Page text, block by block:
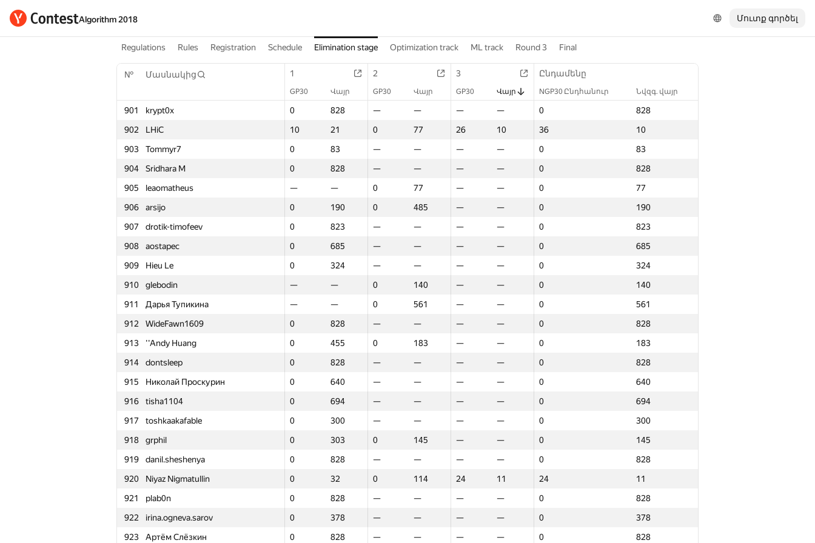
Algorithm 2018 Մուտք գործել
Regulations Rules Registration Schedule Elimination stage Optimization track ML track Round 3 Final
№ Մասնակից 1 2 3 Ընդամենը
GP30 Վայր GP30 Վայր GP30 Վայր NGP30 Ընդհանուր Նվզգ. վայր
901 krypt0x 0 828 — — — — 0
828
902
LHiC 10 21 0 77 26 10 36
10
903
Tommyr7 0 83 — — — — 0
83
904
Sridhara M 0 828 — — — — 0
828
905
leaomatheus — — 0 77 — — 0
77
906
arsijo 0 190 0 485 — — 0
190
907
drotik-timofeev 0 823 — — — — 0
823
908
aostapec 0 685 — — — — 0
685
909
Hieu Le 0 324 — — — — 0
324
910
glebodin — — 0 140 — — 0
140
911
Дарья Тупикина — — 0 561 — — 0
561
912
WideFawn1609 0 828 — — — — 0
828
913
''Andy Huang 0 455 0 183 — — 0
183
914
dontsleep 0 828 — — — — 0
828
915
Николай Проскурин 0 640 — — — — 0
640
916
tisha1104 0 694 — — — — 0
694
917
toshkaakafable 0 300 — — — — 0
300
918
grphil 0 303 0 145 — — 0
145
919
danil.sheshenya 0 828 — — — — 0
828
920
Niyaz Nigmatullin 0 32 0 114 24 11 24
11
921
plab0n 0 828 — — — — 0
828
922
irina.ogneva.sarov 0 378 — — — — 0
378
923
Артём Слёзкин 0 828 — — — — 0
828
Մասնակից 1 Ընդամենը
GP30 Վայր NGP30 Ընդհանուր Նվզգ. վայր